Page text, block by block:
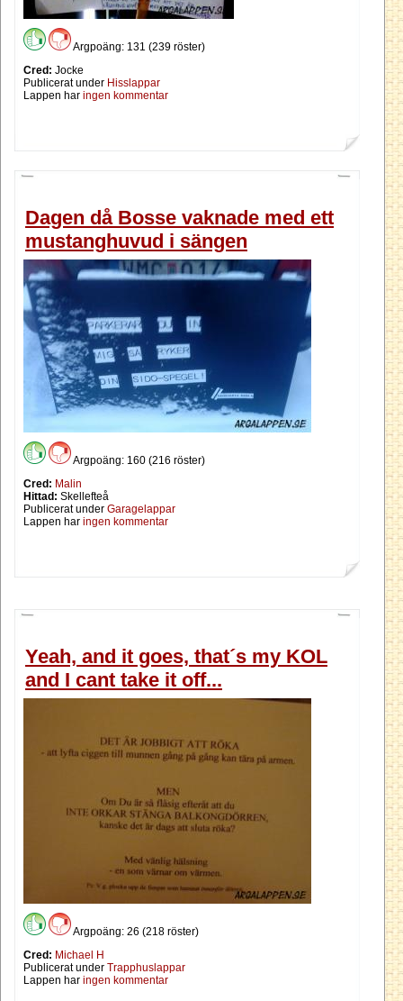
Argpoäng: 131 (239 röster)
Cred: Jocke
Publicerat under Hisslappar
Lappen har ingen kommentar
Dagen då Bosse vaknade med ett
mustanghuvud i sängen
Argpoäng: 160 (216 röster)
Cred: Malin
Hittad: Skellefteå
Publicerat under Garagelappar
Lappen har ingen kommentar
Yeah, and it goes, that´s my KOL
and I cant take it off...
Argpoäng: 26 (218 röster)
Cred: Michael H
Publicerat under Trapphuslappar
Lappen har ingen kommentar